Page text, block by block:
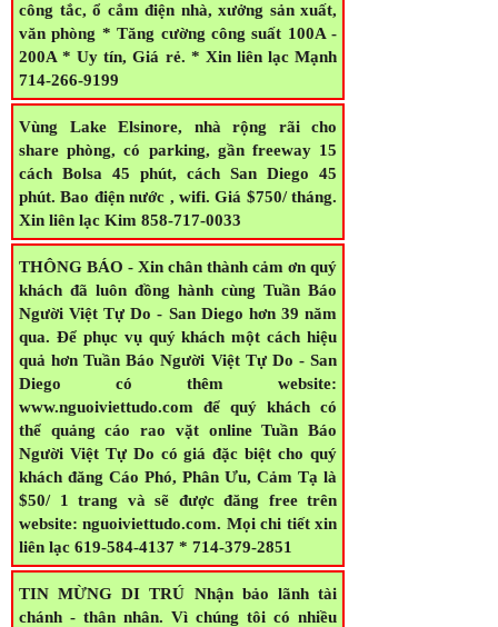
công tắc, ổ cắm điện nhà, xưởng sản xuất,
văn phòng * Tăng cường công suất 100A -
200A * Uy tín, Giá rẻ. * Xin liên lạc Mạnh
714-266-9199
Vùng Lake Elsinore, nhà rộng rãi cho
share phòng, có parking, gần freeway 15
cách Bolsa 45 phút, cách San Diego 45
phút. Bao điện nước , wifi. Giá $750/ tháng.
Xin liên lạc Kim 858-717-0033
THÔNG BÁO - Xin chân thành cảm ơn quý
khách đã luôn đồng hành cùng Tuần Báo
Người Việt Tự Do - San Diego hơn 39 năm
qua. Để phục vụ quý khách một cách hiệu
quả hơn Tuần Báo Người Việt Tự Do - San
Diego có thêm website:
www.nguoiviettudo.com để quý khách có
thể quảng cáo rao vặt online Tuần Báo
Người Việt Tự Do có giá đặc biệt cho quý
khách đăng Cáo Phó, Phân Ưu, Cảm Tạ là
$50/ 1 trang và sẽ được đăng free trên
website: nguoiviettudo.com. Mọi chi tiết xin
liên lạc 619-584-4137 * 714-379-2851
TIN MỪNG DI TRÚ Nhận bảo lãnh tài
chánh - thân nhân. Vì chúng tôi có nhiều